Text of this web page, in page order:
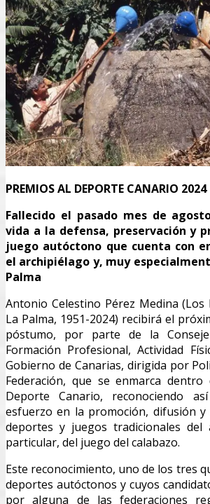
PREMIOS AL DEPORTE CANARIO 2024
Fallecido el pasado mes de
vida a la defensa, preservación y
juego autóctono que cuenta con
el archipiélago y, muy
Palma
Antonio Celestino Pérez Medina (Los
La Palma, 1951-2024) recibirá el
póstumo, por parte de la
Formación Profesional, Actividad
Gobierno de Canarias, dirigida por
Federación, que se enmarca
Deporte Canario, reconociendo
esfuerzo en la promoción, difusión y
deportes y juegos tradicionales del
particular, del juego del calabazo.
Este reconocimiento, uno de los tres
deportes autóctonos y cuyos
por alguna de las federaciones